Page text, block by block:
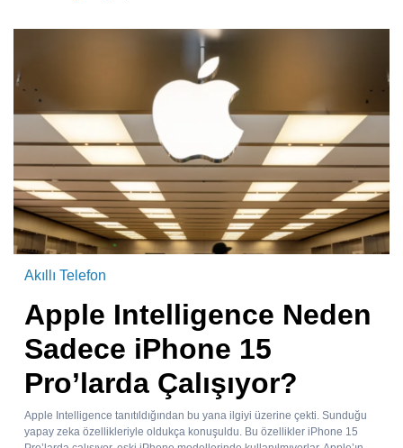
Akıllı Telefon
Apple Intelligence Neden
Sadece iPhone 15
Pro’larda Çalışıyor?
Apple Intelligence tanıtıldığından bu yana ilgiyi üzerine çekti. Sunduğu
yapay zeka özellikleriyle oldukça konuşuldu. Bu özellikler iPhone 15